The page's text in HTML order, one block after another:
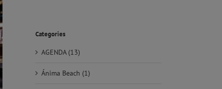
Categories
AGENDA (13)
Ánima Beach (1)